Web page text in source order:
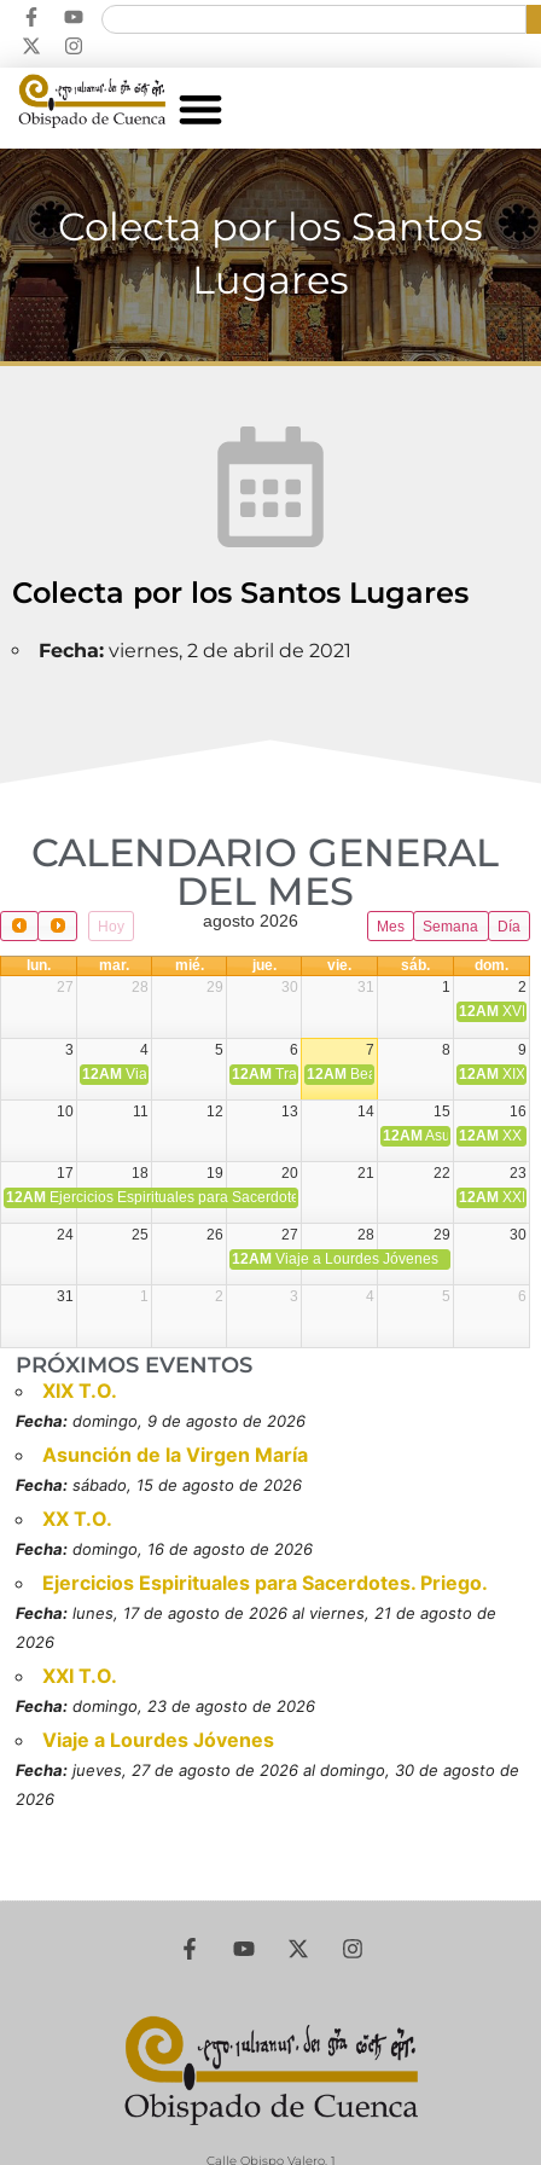
Colecta por los Santos
Lugares
Colecta por los Santos Lugares
Fecha: viernes, 2 de abril de 2021
CALENDARIO GENERAL
DEL MES​
Hoy Mes Semana Día
agosto 2026
lun. mar. mié. jue. vie. sáb.
dom.
27
28 29 30 31 1
2
12AM XVIII
3 4 5 6 7 8
9
12AM Viaje Diocesano a Japón.
12AM Transfiguración del Señor
12AM Beatos Cruz Laplana,
12AM XIX
10 11 12 13 14 15
16
12AM Asunción de la
12AM XX
17 18 19 20 21 22
23
12AM Ejercicios Espirituales para Sacerdotes. Priego. 12AM XXI
24 25 26 27 28 29
30
12AM Viaje a Lourdes Jóvenes
31 1 2 3 4 5 6
PRÓXIMOS EVENTOS
XIX T.O.
Fecha: domingo, 9 de agosto de 2026
Asunción de la Virgen María
Fecha: sábado, 15 de agosto de 2026
XX T.O.
Fecha: domingo, 16 de agosto de 2026
Ejercicios Espirituales para Sacerdotes. Priego.
Fecha: lunes, 17 de agosto de 2026 al viernes, 21 de agosto de
2026
XXI T.O.
Fecha: domingo, 23 de agosto de 2026
Viaje a Lourdes Jóvenes
Fecha: jueves, 27 de agosto de 2026 al domingo, 30 de agosto de
2026
Calle Obispo Valero, 1